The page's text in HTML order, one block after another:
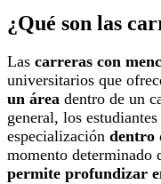
¿Qué son las
Las carreras con
universitarios que
un área dentro de un
general, los
especialización dentro
momento determinado
permite profundizar